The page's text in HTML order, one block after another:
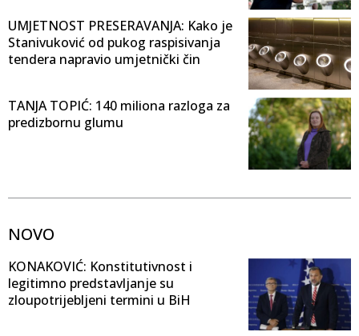
UMJETNOST PRESERAVANJA: Kako je
Stanivuković od pukog raspisivanja
tendera napravio umjetnički čin
TANJA TOPIĆ: 140 miliona razloga za
predizbornu glumu
NOVO
KONAKOVIĆ: Konstitutivnost i
legitimno predstavljanje su
zloupotrijebljeni termini u BiH